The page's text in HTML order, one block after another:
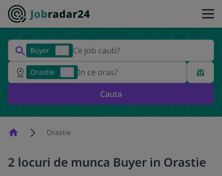
Buyer
Orastie
Cauta
HomepageOrastie
2 locuri de munca Buyer in Orastie